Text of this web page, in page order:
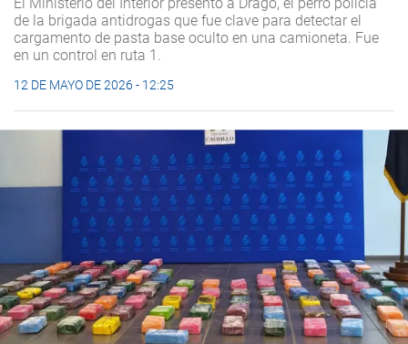
de la brigada antidrogas que fue clave para detectar el
cargamento de pasta base oculto en una camioneta. Fue
en un control en ruta 1.
12 DE MAYO DE 2026 - 12:25